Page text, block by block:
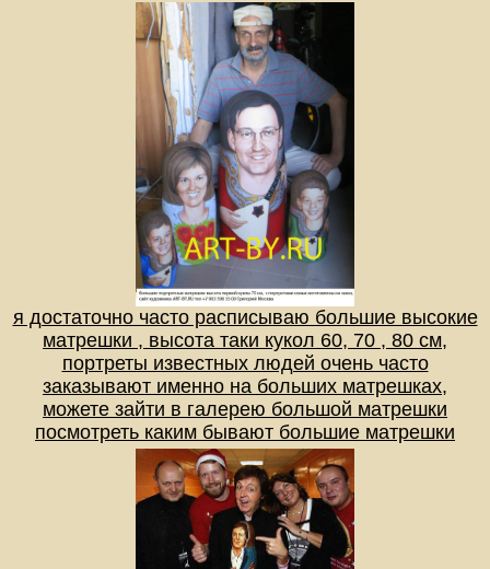
я достаточно часто расписываю большие высокие
матрешки , высота таки кукол 60, 70 , 80 см,
портреты известных людей очень часто
заказывают именно на больших матрешках,
можете зайти в галерею большой матрешки
посмотреть каким бывают большие матрешки